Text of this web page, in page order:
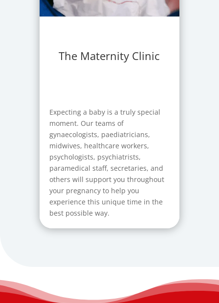
The Maternity Clinic
Expecting a baby is a truly special
moment. Our teams of
gynaecologists, paediatricians,
midwives, healthcare workers,
psychologists, psychiatrists,
paramedical staff, secretaries, and
others will support you throughout
your pregnancy to help you
experience this unique time in the
best possible way.